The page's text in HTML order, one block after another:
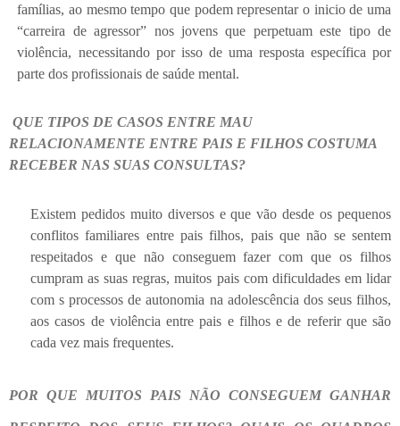
famílias, ao mesmo tempo que podem representar o inicio de uma
“carreira de agressor” nos jovens que perpetuam este tipo de
violência, necessitando por isso de uma resposta específica por
parte dos profissionais de saúde mental.
QUE TIPOS DE CASOS ENTRE MAU
RELACIONAMENTE ENTRE PAIS E FILHOS COSTUMA
RECEBER NAS SUAS CONSULTAS?
Existem pedidos muito diversos e que vão desde os pequenos
conflitos familiares entre pais filhos, pais que não se sentem
respeitados e que não conseguem fazer com que os filhos
cumpram as suas regras, muitos pais com dificuldades em lidar
com s processos de autonomia na adolescência dos seus filhos,
aos casos de violência entre pais e filhos e de referir que são
cada vez mais frequentes.
POR QUE MUITOS PAIS NÃO CONSEGUEM GANHAR